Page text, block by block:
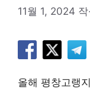
11월 1, 2024
올해 평창고랭